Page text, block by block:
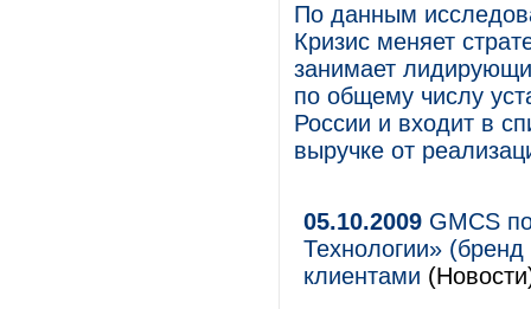
По данным
Кризис меняет
занимает
по общему числу
России и входит в
выручке от
05.10.2009 GMCS
Технологии»
клиентами